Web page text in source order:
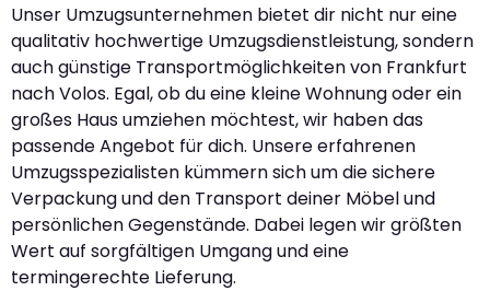
Unser Umzugsunternehmen bietet dir nicht nur eine
qualitativ hochwertige Umzugsdienstleistung, sondern
auch günstige Transportmöglichkeiten von Frankfurt
nach Volos. Egal, ob du eine kleine Wohnung oder ein
großes Haus umziehen möchtest, wir haben das
passende Angebot für dich. Unsere erfahrenen
Umzugsspezialisten kümmern sich um die sichere
Verpackung und den Transport deiner Möbel und
persönlichen Gegenstände. Dabei legen wir größten
Wert auf sorgfältigen Umgang und eine
termingerechte Lieferung.